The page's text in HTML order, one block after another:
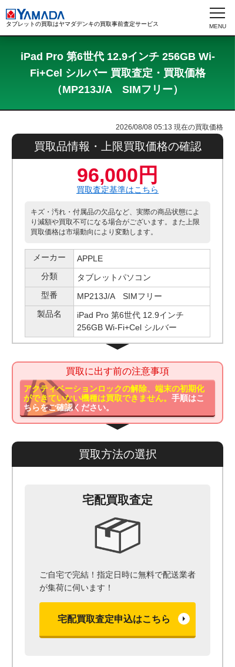
タブレットの買取はヤマダデンキの買取事前査定サービス
iPad Pro 第6世代 12.9インチ 256GB Wi-
Fi+Cel シルバー 買取査定・買取価格
（MP213J/A SIMフリー）
2026/08/08 05:13 現在の買取価格
買取品情報・上限買取価格の確認
96,000円
買取査定基準はこちら
キズ・汚れ・付属品の欠品など、実際の商品状態によ
り減額や買取不可になる場合がございます。また上限
買取価格は市場動向により変動します。
メーカー
APPLE
分類
タブレットパソコン
型番
MP213J/A SIMフリー
製品名
iPad Pro 第6世代 12.9インチ
256GB Wi-Fi+Cel シルバー
買取に出す前の注意事項
アクティベーションロックの解除、端末の初期化
ができていない機種は買取できません。手順はこ
ちらをご確認ください。
買取方法の選択
宅配買取査定
ご自宅で完結！指定日時に無料で配送業者
が集荷に伺います！
宅配買取査定申込はこちら